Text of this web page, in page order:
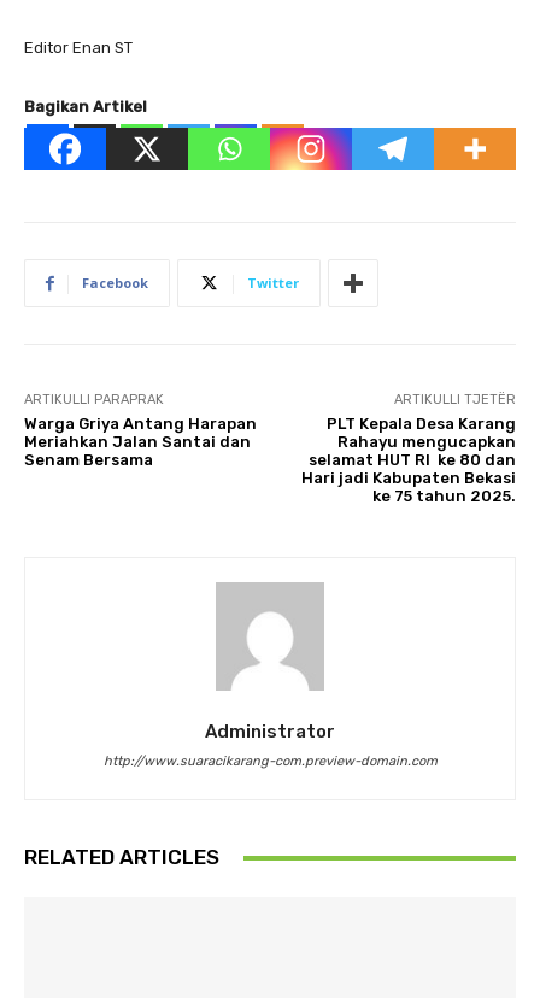
Editor Enan ST
Bagikan Artikel
Facebook Twitter
ARTIKULLI PARAPRAK
Warga Griya Antang Harapan
Meriahkan Jalan Santai dan
Senam Bersama
ARTIKULLI TJETËR
PLT Kepala Desa Karang
Rahayu mengucapkan
selamat HUT RI ke 80 dan
Hari jadi Kabupaten Bekasi
ke 75 tahun 2025.
Administrator
http://www.suaracikarang-com.preview-domain.com
RELATED ARTICLES